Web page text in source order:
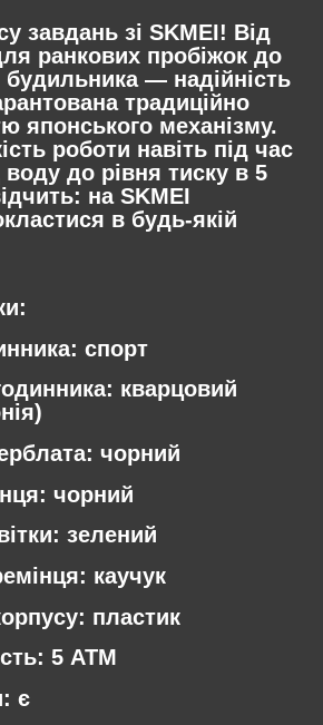
завдань зі SKMEI! Від
ранкових пробіжок до
— надійність
традиційно
японського механізму.
роботи навіть під час
воду до рівня тиску в 5
на SKMEI
в будь-якій
спорт
кварцовий
чорний
чорний
зелений
каучук
пластик
5 АТМ
є